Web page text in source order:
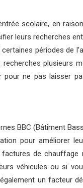
scolaire, en
leurs recherches
périodes de
plusieurs
ne pas laisser
BBC (Bâtiment
pour améliorer
de
véhicules ou si
un facteur